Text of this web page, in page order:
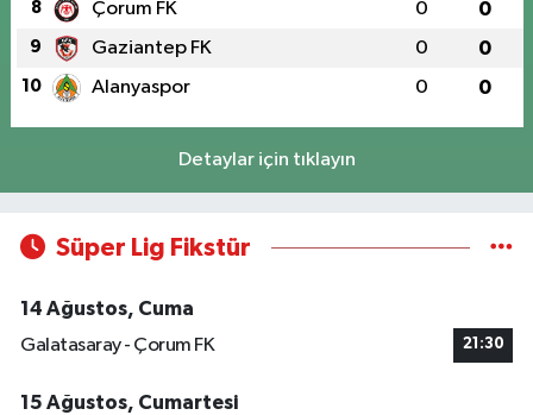
8 Çorum FK 0 0
9 Gaziantep FK 0 0
10 Alanyaspor 0 0
Detaylar için tıklayın
Süper Lig Fikstür
14 Ağustos, Cuma
Galatasaray - Çorum FK
21:30
15 Ağustos, Cumartesi